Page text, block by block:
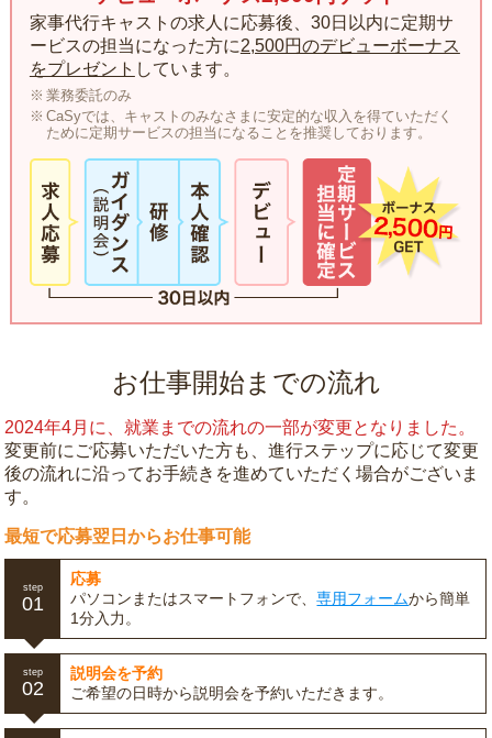
家事代行キャストの求人に応募後、30日以内に定期サ
ービスの担当になった方に2,500円のデビューボーナス
をプレゼント しています。
業務委託のみ
CaSyでは、キャストのみなさまに安定的な収入を得ていただく
ために定期サービスの担当になることを推奨しております。
お仕事開始までの流れ
2024年4月に、就業までの流れの一部が変更となりました。
変更前にご応募いただいた方も、進行ステップに応じて変更
後の流れに沿ってお手続きを進めていただく場合がございま
す。
最短で応募翌日からお仕事可能
step
01
応募
パソコンまたはスマートフォンで、専用フォームから簡単
1分入力。
step
02
説明会を予約
ご希望の日時から説明会を予約いただきます。